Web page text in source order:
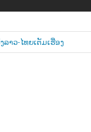
ລາວ-ໄທຍເຕັມເຮື່ອງ